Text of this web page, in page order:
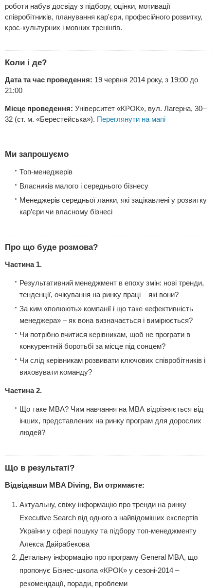
роботи набув досвіду з підбору, оцінки, мотивації
співробітників, планування кар'єри, професійного розвитку,
крос-культурних і мовних тренінгів.
Коли і де?
Дата та час проведення: 19 червня 2014 року, з 19:00 до
21:00
Місце проведення: Університет «КРОК», вул. Лагерна, 30–
32 (ст. м. «Берестейська»). Переглянути на мапі
Ми запрошуємо
Топ-менеджерів
Власників малого і середнього бізнесу
Менеджерів середньої ланки, які зацікавлені у розвитку
кар’єри чи власному бізнесі
Про що буде розмова?
Частина 1.
Результативний менеджмент в епоху змін: нові тренди,
тенденції, очікування на ринку праці – які вони?
За ким «полюють» компанії і що таке «ефективність
менеджера» – як вона визначається і вимірюється?
Чи потрібно вчитися керівникам, щоб не програти в
конкурентній боротьбі за місце під сонцем?
Чи слід керівникам розвивати ключових співробітників і
виховувати команду?
Частина 2.
Що таке МВА? Чим навчання на МВА відрізняється від
інших, представлених на ринку програм для дорослих
людей?
Що в результаті?
Відвідавши MBA Diving, Ви отримаєте:
Актуальну, свіжу інформацію про тренди на ринку
Executive Search від одного з найвідоміших експертів
України у сфері пошуку та підбору топ-менеджменту
Алекса Дайрабекова
Детальну інформацію про програму General МВА, що
пропонує Бізнес-школа «КРОК» у сезоні-2014 –
рекомендації, поради, проблеми